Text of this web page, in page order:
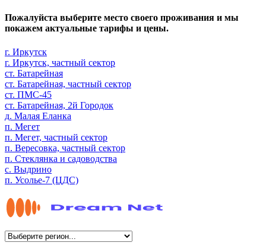
Пожалуйста выберите место своего проживания и мы
покажем актуальные тарифы и цены.
г. Иркутск
г. Иркутск, частный сектор
ст. Батарейная
ст. Батарейная, частный сектор
ст. ПМС-45
ст. Батарейная, 2й Городок
д. Малая Еланка
п. Мегет
п. Мегет, частный сектор
п. Вересовка, частный сектор
п. Стеклянка и садоводства
с. Выдрино
п. Усолье-7 (ЦДС)